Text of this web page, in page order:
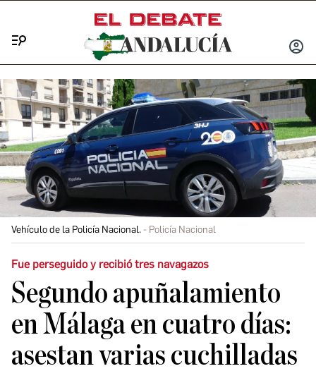
INICIAR
Vehículo de la Policía Nacional. Policía Nacional
Fue perseguido y recibió tres navagazos
Segundo apuñalamiento
en Málaga en cuatro días:
asestan varias cuchilladas